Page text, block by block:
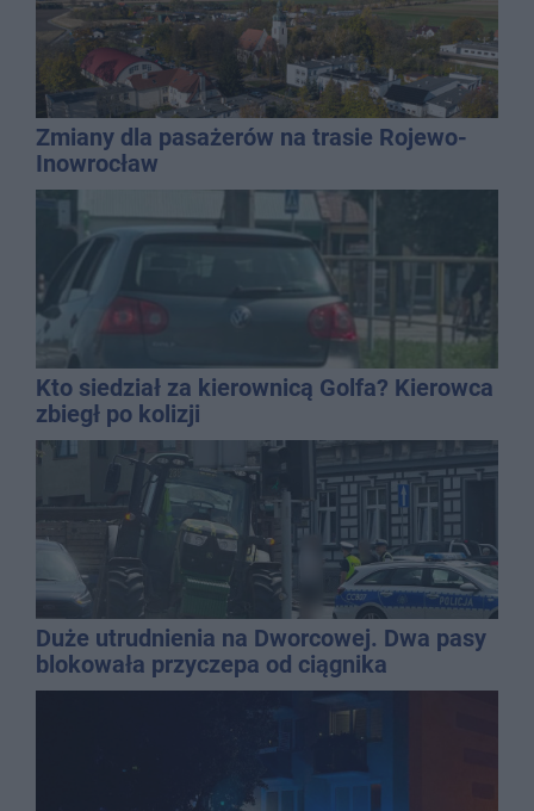
Zmiany dla pasażerów na trasie Rojewo-
Inowrocław
Kto siedział za kierownicą Golfa? Kierowca
zbiegł po kolizji
Duże utrudnienia na Dworcowej. Dwa pasy
blokowała przyczepa od ciągnika